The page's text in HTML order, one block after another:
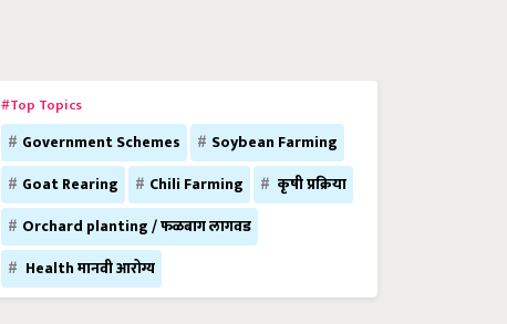
#Top Topics
Government Schemes
Soybean Farming
Goat Rearing
Chili Farming
कृषी प्रक्रिया
Orchard planting / फळबाग लागवड
Health मानवी आरोग्य